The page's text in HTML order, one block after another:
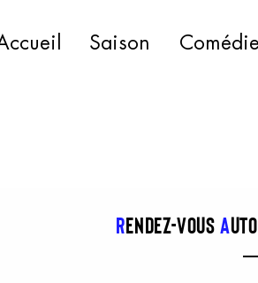
Saison Comédie
RENDEZ-VOUS A